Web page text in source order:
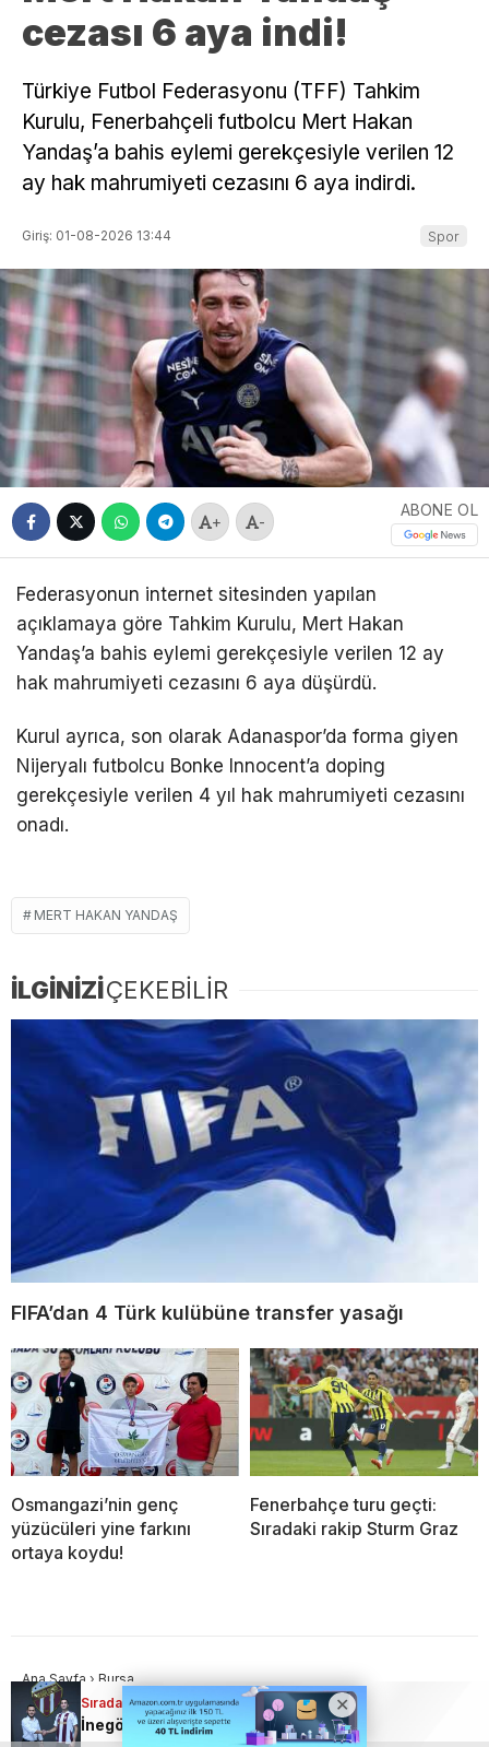
Sıradaki Haber
İnegölspor kaleyi sağlama aldı!
cezası 6 aya indi!
Türkiye Futbol Federasyonu (TFF) Tahkim
Kurulu, Fenerbahçeli futbolcu Mert Hakan
Yandaş’a bahis eylemi gerekçesiyle verilen 12
ay hak mahrumiyeti cezasını 6 aya indirdi.
Giriş: 01-08-2026 13:44 Spor
+ -
ABONE OL
Federasyonun internet sitesinden yapılan
açıklamaya göre Tahkim Kurulu, Mert Hakan
Yandaş’a bahis eylemi gerekçesiyle verilen 12 ay
hak mahrumiyeti cezasını 6 aya düşürdü.
Kurul ayrıca, son olarak Adanaspor’da forma giyen
Nijeryalı futbolcu Bonke Innocent’a doping
gerekçesiyle verilen 4 yıl hak mahrumiyeti cezasını
onadı.
MERT HAKAN YANDAŞ
İLGİNİZİÇEKEBİLİR
FIFA’dan 4 Türk kulübüne transfer yasağı
Osmangazi’nin genç
yüzücüleri yine farkını
ortaya koydu!
Fenerbahçe turu geçti:
Sıradaki rakip Sturm Graz
Ana Sayfa › Bursa
Osmangazi’nin genç